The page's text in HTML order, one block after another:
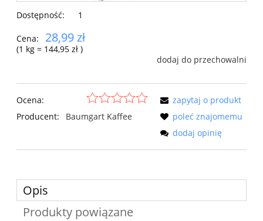
Dostępność: 1
Cena: 28,99 zł
(1 kg = 144,95 zł )
dodaj do przechowalni
Ocena:
Producent:
Baumgart Kaffee
zapytaj o produkt
poleć znajomemu
dodaj opinię
Opis
Produkty powiązane